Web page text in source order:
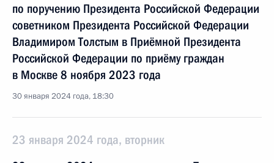
по поручению Президента Российской Федерации
советником Президента Российской Федерации
Владимиром Толстым в Приёмной Президента
Российской Федерации по приёму граждан
в Москве 8 ноября 2023 года
30 января 2024 года, 18:30
23 января 2024 года, вторник